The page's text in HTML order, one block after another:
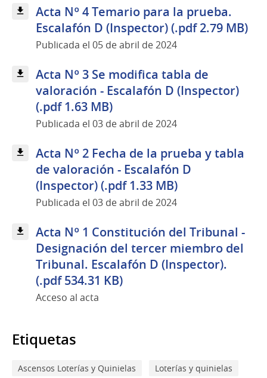
Acta Nº 4 Temario para la prueba.
Escalafón D (Inspector) (.pdf 2.79 MB)
Publicada el 05 de abril de 2024
Acta Nº 3 Se modifica tabla de
valoración - Escalafón D (Inspector)
(.pdf 1.63 MB)
Publicada el 03 de abril de 2024
Acta Nº 2 Fecha de la prueba y tabla
de valoración - Escalafón D
(Inspector) (.pdf 1.33 MB)
Publicada el 03 de abril de 2024
Acta Nº 1 Constitución del Tribunal -
Designación del tercer miembro del
Tribunal. Escalafón D (Inspector).
(.pdf 534.31 KB)
Acceso al acta
Etiquetas
Ascensos Loterías y Quinielas
Loterías y quinielas